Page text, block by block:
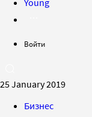
Young
Войти
25 January 2019
Бизнес